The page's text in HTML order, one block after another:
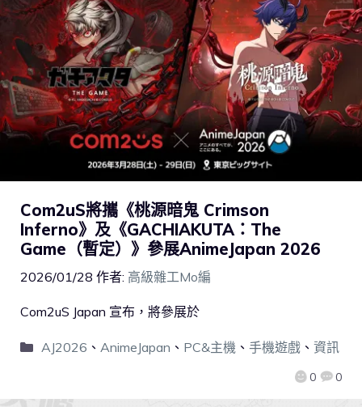
Com2uS將攜《桃源暗鬼 Crimson
Inferno》及《GACHIAKUTA：The
Game（暫定）》參展AnimeJapan 2026
2026/01/28 作者: 高級雜工Mo編
0 0
Com2uS Japan 宣布，將參展於
AJ2026 、 AnimeJapan 、 PC&主機 、 手機遊戲、 資訊